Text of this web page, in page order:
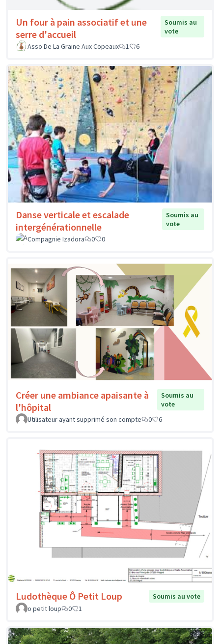
Un four à pain associatif et une
serre d'accueil
Soumis au
vote
Asso De La Graine Aux Copeaux
1 6
Danse verticale et escalade
intergénérationnelle
Soumis au
vote
Compagnie Izadora
0 0
Créer une ambiance apaisante à
l'hôpital
Soumis au
vote
Utilisateur ayant supprimé son compte
0 6
Ludothèque Ô Petit Loup
Soumis au vote
o petit loup
0 1